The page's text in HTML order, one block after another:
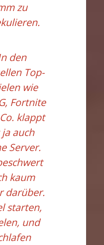
zu
den
Top-
wie
Fortnite
klappt
ja auch
Server.
kaum
darüber.
starten,
und